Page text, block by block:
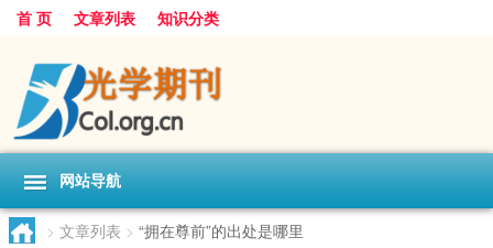
首 页 文章列表 知识分类
网站导航
> 文章列表 > “拥在尊前”的出处是哪里